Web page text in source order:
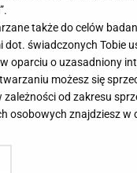
standardem w
takiego,
dobrze, jak w
także do celów
dot. świadczonych Tobie
oparciu o uzasadniony
możesz się
od zakresu
osobowych znajdziesz w
na zainstalowanie i